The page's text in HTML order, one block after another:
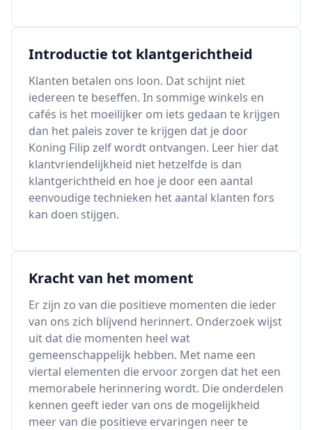
Introductie tot klantgerichtheid
Klanten betalen ons loon. Dat schijnt niet
iedereen te beseffen. In sommige winkels en
cafés is het moeilijker om iets gedaan te krijgen
dan het paleis zover te krijgen dat je door
Koning Filip zelf wordt ontvangen. Leer hier dat
klantvriendelijkheid niet hetzelfde is dan
klantgerichtheid en hoe je door een aantal
eenvoudige technieken het aantal klanten fors
kan doen stijgen.
Kracht van het moment
Er zijn zo van die positieve momenten die ieder
van ons zich blijvend herinnert. Onderzoek wijst
uit dat die momenten heel wat
gemeenschappelijk hebben. Met name een
viertal elementen die ervoor zorgen dat het een
memorabele herinnering wordt. Die onderdelen
kennen geeft ieder van ons de mogelijkheid
meer van die positieve ervaringen neer te